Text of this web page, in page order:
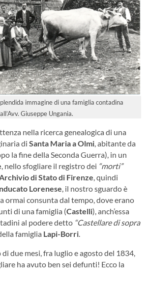
immagine di una famiglia contadina
Giuseppe Ungania.
nella ricerca genealogica di una
di Santa Maria a Olmi, abitante da
la fine della Seconda Guerra), in un
, nello sfogliare il registro dei “morti”
di Stato di Firenze, quindi
Lorenese, il nostro sguardo è
ormai consunta dal tempo, dove erano
di una famiglia (Castelli), anch’essa
al podere detto “Castellare di sopra
famiglia Lapi-Borri.
di due mesi, fra luglio e agosto del 1834,
ha avuto ben sei defunti! Ecco la